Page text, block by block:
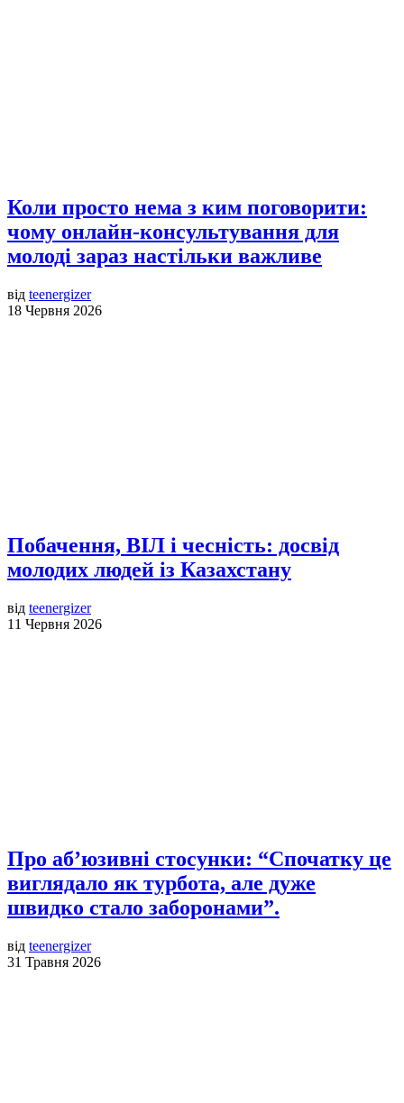
Коли просто нема з ким поговорити:
чому онлайн-консультування для
молоді зараз настільки важливе
від teenergizer
18 Червня 2026
Побачення, ВІЛ і чесність: досвід
молодих людей із Казахстану
від teenergizer
11 Червня 2026
Про аб’юзивні стосунки: “Спочатку це
виглядало як турбота, але дуже
швидко стало заборонами”.
від teenergizer
31 Травня 2026